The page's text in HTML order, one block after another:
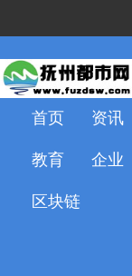
首页 资讯
教育 企业
区块链